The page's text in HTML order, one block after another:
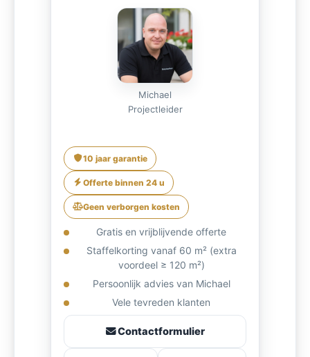
Michael
Projectleider
10 jaar garantie
Offerte binnen 24 u
Geen verborgen kosten
Gratis en vrijblijvende offerte
Staffelkorting vanaf 60 m² (extra
voordeel ≥ 120 m²)
Persoonlijk advies van Michael
Vele tevreden klanten
Contactformulier